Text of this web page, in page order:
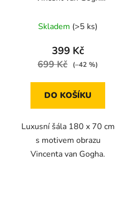
Skladem (>5 ks)
399 Kč
699 Kč (–42 %)
DO KOŠÍKU
Luxusní šála 180 x 70 cm
s motivem obrazu
Vincenta van Gogha.